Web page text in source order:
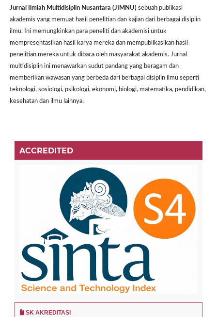
Jurnal Ilmiah Multidisiplin Nusantara (JIMNU) sebuah publikasi
akademis yang memuat hasil penelitian dan kajian dari berbagai disiplin
ilmu. Ini memungkinkan para peneliti dan akademisi untuk
mempresentasikan hasil karya mereka dan mempublikasikan hasil
penelitian mereka untuk dibaca oleh masyarakat akademis. Jurnal
multidisiplin ini menawarkan sudut pandang yang beragam dan
memberikan wawasan yang berbeda dari berbagai disiplin ilmu seperti
teknologi, sosiologi, psikologi, ekonomi, biologi, matematika, pendidikan,
kesehatan dan ilmu lainnya.
ACCREDITED
SK AKREDITASI